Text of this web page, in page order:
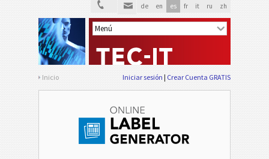
de en es fr it ru zh
Inicio Iniciar sesión Crear Cuenta GRATIS